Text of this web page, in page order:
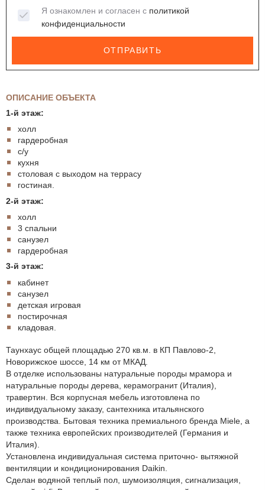
ОПИСАНИЕ ОБЪЕКТА
1-й этаж:
холл
гардеробная
с/у
кухня
столовая с выходом на террасу
гостиная.
2-й этаж:
холл
3 спальни
санузел
гардеробная
3-й этаж:
кабинет
санузел
детская игровая
постирочная
кладовая.
Таунхаус общей площадью 270 кв.м. в КП Павлово-2,
Новорижское шоссе, 14 км от МКАД.
В отделке использованы натуральные породы мрамора и
натуральные породы дерева, керамогранит (Италия),
травертин. Вся корпусная мебель изготовлена по
индивидуальному заказу, сантехника итальянского
производства. Бытовая техника премиального бренда Miele, а
также техника европейских производителей (Германия и
Италия).
Установлена индивидуальная система приточно- вытяжной
вентиляции и кондиционирования Daikin.
Сделан водяной теплый пол, шумоизоляция, сигнализация,
Я ознакомлен и согласен с политикой
конфиденциальности
ОТПРАВИТЬ